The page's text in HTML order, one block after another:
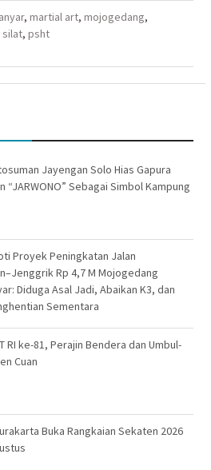
baru)
, martial art, mojogedang,
silat, psht
Jayengan Solo Hias Gapura
“JARWONO” Sebagai Simbol Kampung
Proyek Peningkatan Jalan
Rp 4,7 M Mojogedang
Diduga Asal Jadi, Abaikan K3, dan
Sementara
RI ke-81, Perajin Bendera dan Umbul-
Cuan
Buka Rangkaian Sekaten 2026